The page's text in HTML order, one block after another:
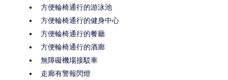
方便輪椅通行的游泳池
方便輪椅通行的健身中心
方便輪椅通行的餐廳
方便輪椅通行的酒廊
無障礙機場接駁車
走廊有警報閃燈